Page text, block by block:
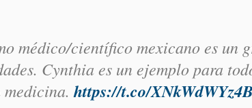
médico/científico mexicano es un
Cynthia es un ejemplo para
https://t.co/XNkWdWYz4B